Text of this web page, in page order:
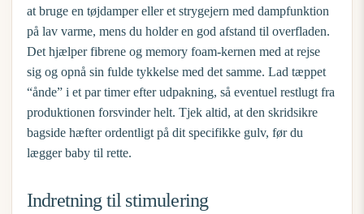
at bruge en tøjdamper eller et strygejern med dampfunktion
på lav varme, mens du holder en god afstand til overfladen.
Det hjælper fibrene og memory foam-kernen med at rejse
sig og opnå sin fulde tykkelse med det samme. Lad tæppet
“ånde” i et par timer efter udpakning, så eventuel restlugt fra
produktionen forsvinder helt. Tjek altid, at den skridsikre
bagside hæfter ordentligt på dit specifikke gulv, før du
lægger baby til rette.
Indretning til stimulering